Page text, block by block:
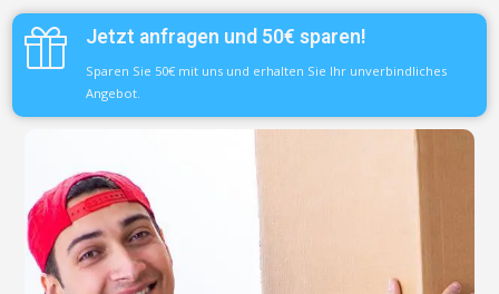
Jetzt anfragen und 50€ sparen!
Sparen Sie 50€ mit uns und erhalten Sie Ihr unverbindliches
Angebot.